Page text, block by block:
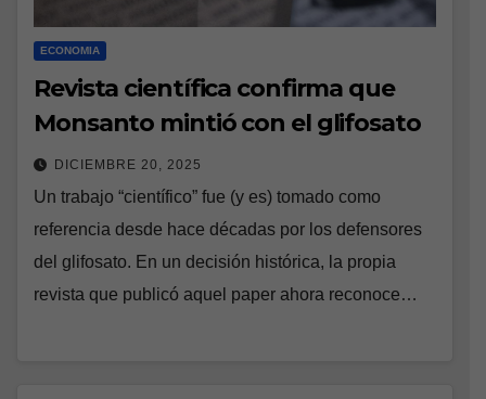
ECONOMIA
Revista científica confirma que
Monsanto mintió con el glifosato
DICIEMBRE 20, 2025
Un trabajo “científico” fue (y es) tomado como
referencia desde hace décadas por los defensores
del glifosato. En un decisión histórica, la propia
revista que publicó aquel paper ahora reconoce…